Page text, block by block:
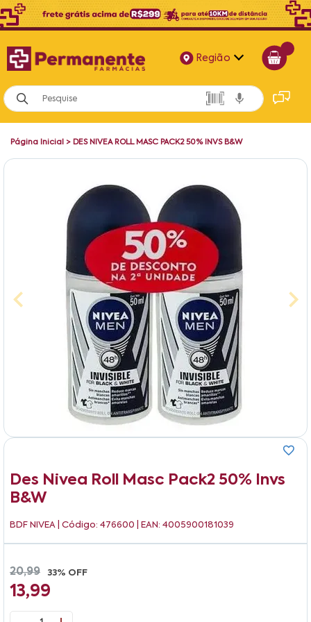
Região
Alagoas
Bahia
Página Inicial > DES NIVEA ROLL MASC PACK2 50% INVS B&W
Des Nivea Roll Masc Pack2 50% Invs
B&w
BDF NIVEA | Código: 476600 | EAN: 4005900181039
20,99 33% OFF
13,99